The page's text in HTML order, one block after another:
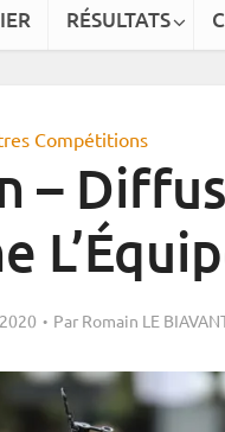
RÉSULTATS
Compétitions
–
Par Romain LE